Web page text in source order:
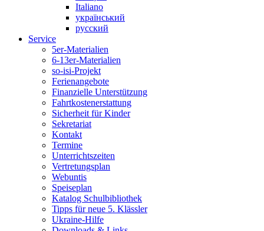
Italiano
український
русский
Service
5er-Materialien
6-13er-Materialien
so-isi-Projekt
Ferienangebote
Finanzielle Unterstützung
Fahrtkostenerstattung
Sicherheit für Kinder
Sekretariat
Kontakt
Termine
Unterrichtszeiten
Vertretungsplan
Webuntis
Speiseplan
Katalog Schulbibliothek
Tipps für neue 5. Klässler
Ukraine-Hilfe